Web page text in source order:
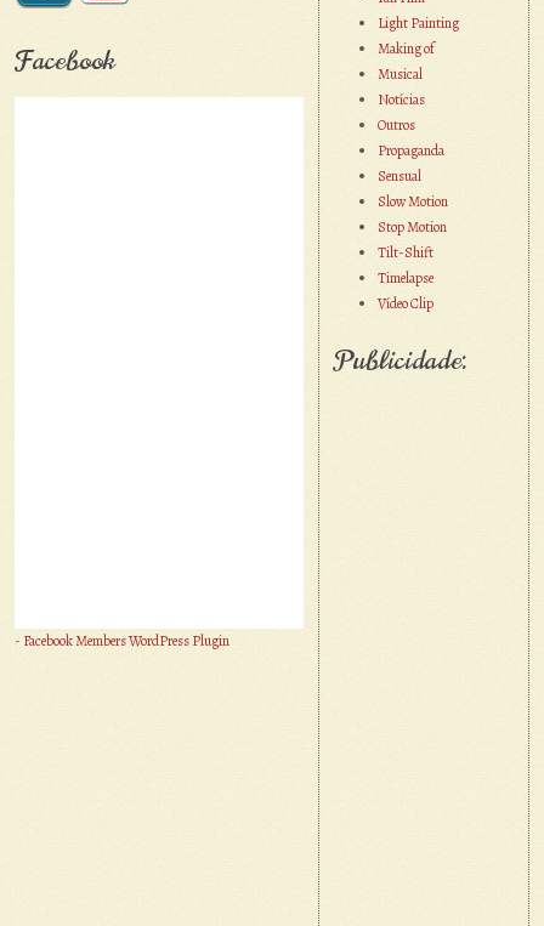
Facebook
- Facebook Members WordPress Plugin
Light Painting
Making of
Musical
Notícias
Outros
Propaganda
Sensual
Slow Motion
Stop Motion
Tilt-Shift
Timelapse
Vídeo Clip
Publicidade: